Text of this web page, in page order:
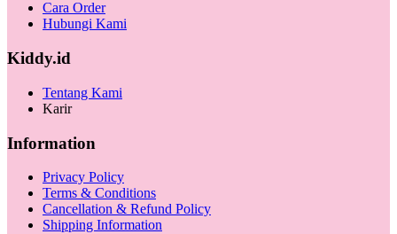
Cara Order
Hubungi Kami
Kiddy.id
Tentang Kami
Karir
Information
Privacy Policy
Terms & Conditions
Cancellation & Refund Policy
Shipping Information